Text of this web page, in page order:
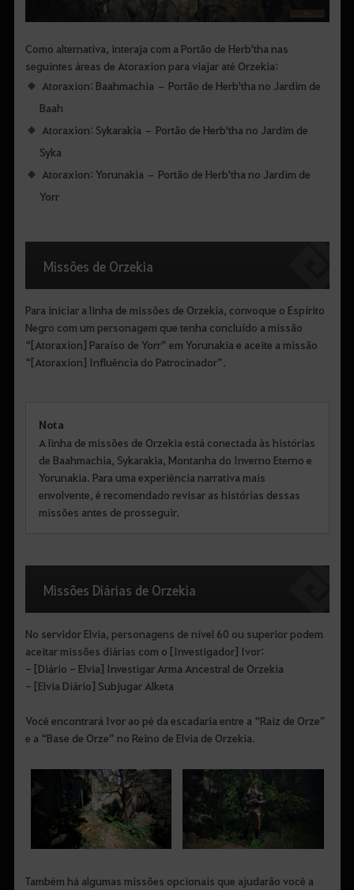
Como alternativa, interaja com a Portão de Herb'tha nas
seguintes áreas de Atoraxion para viajar até Orzekia:
Atoraxion: Baahmachia – Portão de Herb'tha no Jardim de
Baah
Atoraxion: Sykarakia – Portão de Herb'tha no Jardim de
Syka
Atoraxion: Yorunakia – Portão de Herb'tha no Jardim de
Yorr
Missões de Orzekia
Para iniciar a linha de missões de Orzekia, convoque o Espírito
Negro com um personagem que tenha concluído a missão
“[Atoraxion] Paraíso de Yorr” em Yorunakia e aceite a missão
“[Atoraxion] Influência do Patrocinador”.
Nota
A linha de missões de Orzekia está conectada às histórias
de Baahmachia, Sykarakia, Montanha do Inverno Eterno e
Yorunakia. Para uma experiência narrativa mais
envolvente, é recomendado revisar as histórias dessas
missões antes de prosseguir.
Missões Diárias de Orzekia
No servidor Elvia, personagens de nível 60 ou superior podem
aceitar missões diárias com o [Investigador] Ivor:
- [Diário - Elvia] Investigar Arma Ancestral de Orzekia
- [Elvia Diário] Subjugar Alketa
Você encontrará Ivor ao pé da escadaria entre a “Raiz de Orze”
e a “Base de Orze” no Reino de Elvia de Orzekia.
Também há algumas missões opcionais que ajudarão você a